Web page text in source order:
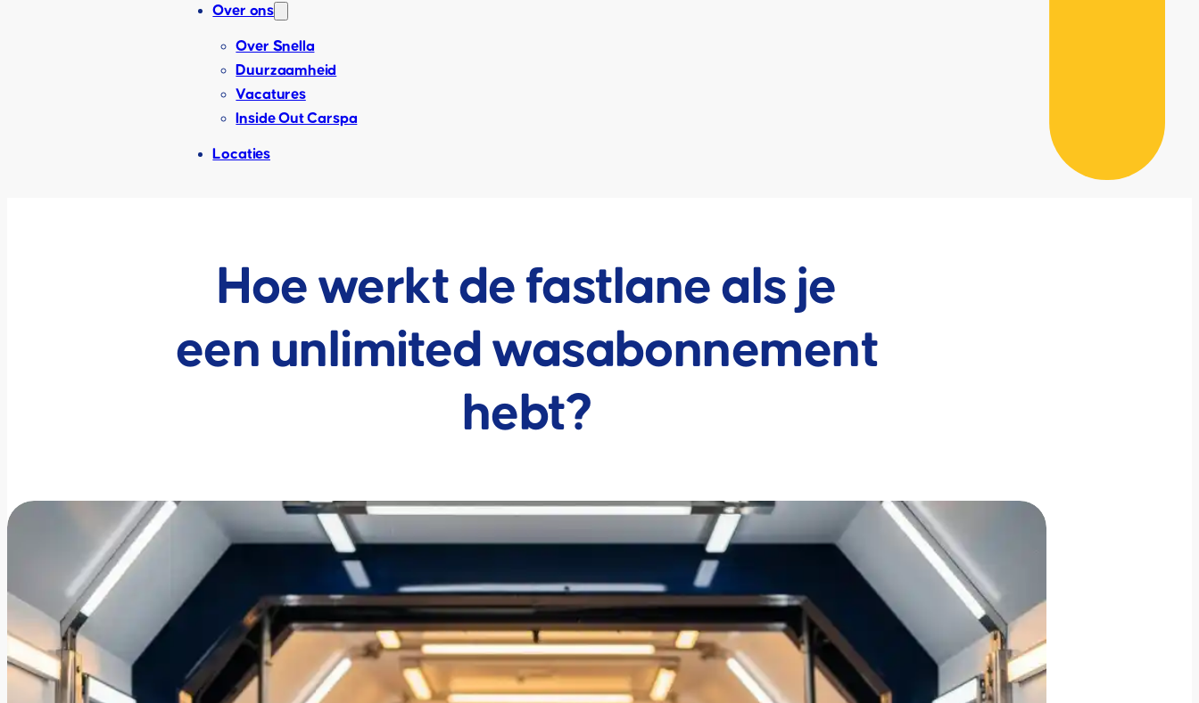
Over ons
Over Snella
Duurzaamheid
Vacatures
Inside Out Carspa
Locaties
Hoe werkt de fastlane als je
een unlimited wasabonnement
hebt?